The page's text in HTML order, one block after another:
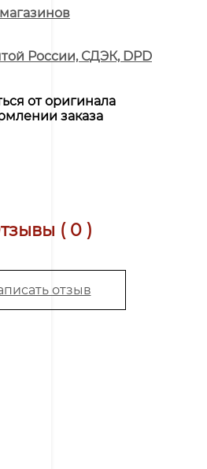
России, СДЭК, DPD
от оригинала
заказа
( 0 )
отзыв